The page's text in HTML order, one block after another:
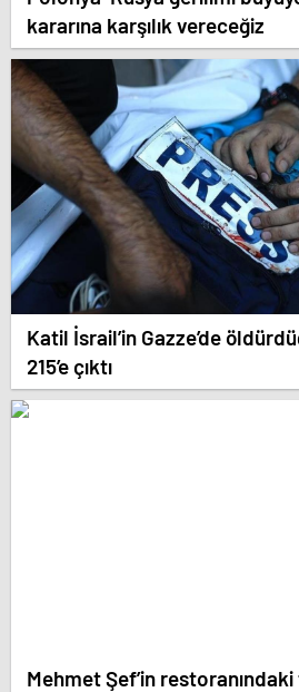
kararına karşılık vereceğiz
Katil İsrail’in Gazze’de
215’e çıktı
Mehmet Şef’in